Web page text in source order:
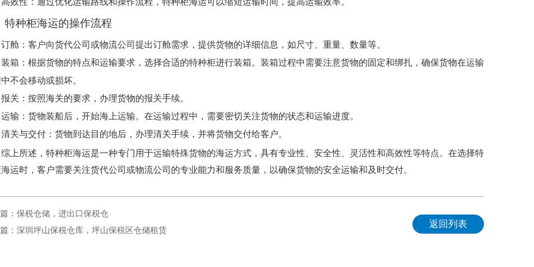
特种柜海运的操作流程
订舱 ‌：客户向货代公司或物流公司提出订舱需求，提供货物的详细信息，如尺寸、重量、数量等。
装箱 ‌：根据货物的特点和运输要求，选择合适的特种柜进行装箱。装箱过程中需要注意货物的固定和绑扎，确保货物在运输
不会移动或损坏。
报关 ‌：按照海关的要求，办理货物的报关手续。
运输 ‌：货物装船后，开始海上运输。在运输过程中，需要密切关注货物的状态和运输进度。
清关与交付 ‌：货物到达目的地后，办理清关手续，并将货物交付给客户。
综上所述，特种柜海运是一种专门用于运输特殊货物的海运方式，具有专业性、安全性、灵活性和高效性等特点。在选择特
运时，客户需要关注货代公司或物流公司的专业能力和服务质量，以确保货物的安全运输和及时交付。
：保税仓储，进出口保税仓
：深圳坪山保税仓库，坪山保税区仓储租赁
返回列表